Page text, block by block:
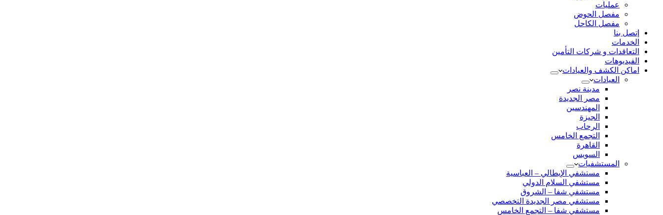
عمليات
مفصل الحوض
مفصل الكاحل
إتصل بنا
الخدمات
التعاقدات و شركات التأمين
الفيديوهات
اماكن الكشف والعيادات
العيادات
مدينة نصر
مصر الجديدة
المهندسين
الجيزة
الرحاب
التجمع الخامس
القاهرة
السويس
المستشفيات
مستشفي الإيطالي – العباسية
مستشفي السلام الدولي
مستشفي شفا – الشروق
مستشفي مصر الجديدة التخصصي
مستشفي شفا – التجمع الخامس